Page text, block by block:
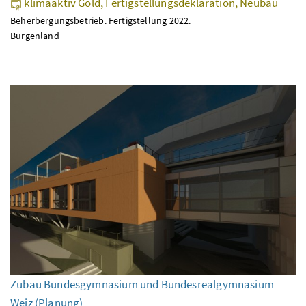
klimaaktiv Gold, Fertigstellungsdeklaration, Neubau
Beherbergungsbetrieb. Fertigstellung 2022.
Burgenland
Zubau Bundesgymnasium und Bundesrealgymnasium
Weiz (Planung)